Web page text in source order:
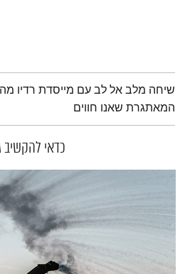
תמצית הפודקאסט
שיחה מלב אל לב עם מייסדת רדיו
המאתגרת שאנו חווים
כדאי להקשיב